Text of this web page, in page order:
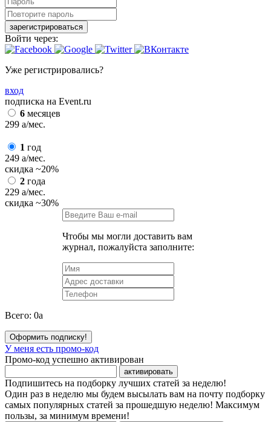
зарегистрироваться
Войти через:
Уже регистрировались?
вход
подписка на Event.ru
6 месяцев
299 a/мес.
1 год
249 a/мес.
скидка ~20%
2 года
229 a/мес.
скидка ~30%
Чтобы мы могли доставить вам
журнал, пожалуйста заполните:
Всего: 0a
Оформить подписку!
У меня есть промо-код
Промо-код успешно активирован
активировать
Подпишитесь на подборку лучших статей за неделю!
Один раз в неделю мы будем высылать вам на почту подборку
самых популярных статей за прошедшую неделю! Максимум
пользы, за минимум времени!